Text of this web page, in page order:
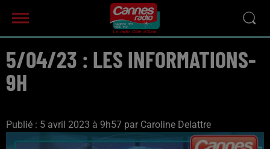
5/04/23 : LES INFORMATIONS-
9H
Publié : 5 avril 2023 à 9h57 par Caroline Delattre